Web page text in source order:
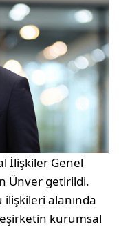
İlişkiler Genel
Ünver getirildi.
alanında
kurumsal